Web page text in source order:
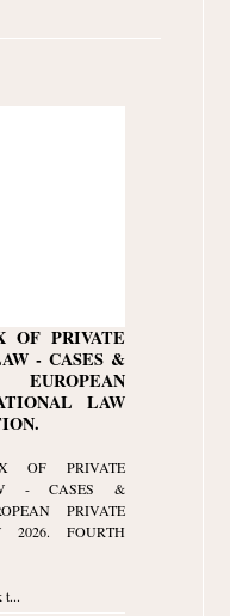
OF PRIVATE
- CASES &
LAW
OF PRIVATE
- CASES &
PRIVATE
2026. FOURTH
t...
LIBRO DA CONTRA
Y SUENA A HUECO,
LA CULPA ES DEL
GERMANO